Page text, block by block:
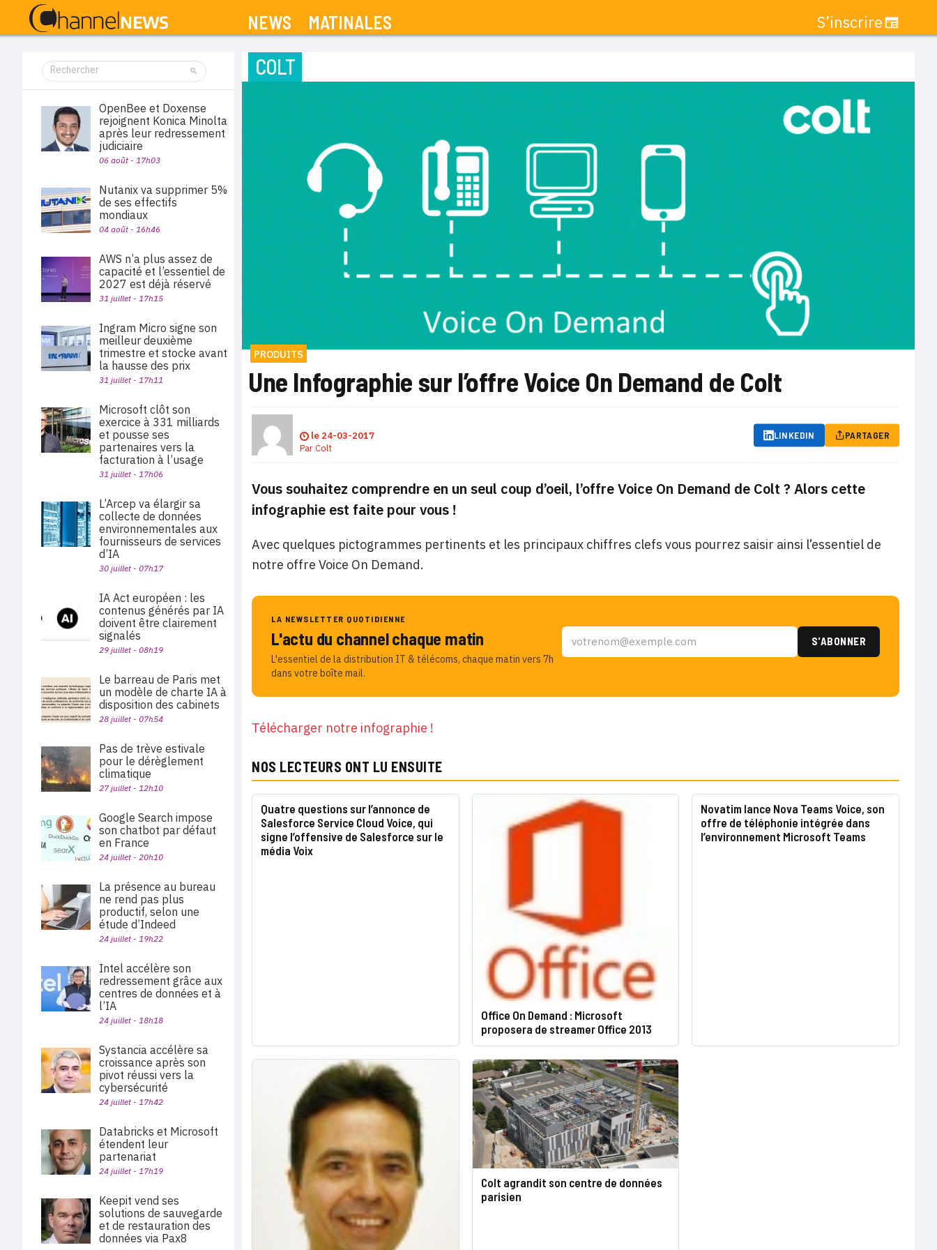
NEWS MATINALES S’inscrire
COLT
PRODUITS
Une Infographie sur l’offre Voice On Demand de Colt
le 24-03-2017
ParColt
LINKEDIN PARTAGER
Vous souhaitez comprendre en un seul coup d’oeil, l’offre Voice On Demand de Colt ? Alors cette
infographie est faite pour vous !
Avec quelques pictogrammes pertinents et les principaux chiffres clefs vous pourrez saisir ainsi l’essentiel de
notre offre Voice On Demand.
LA NEWSLETTER QUOTIDIENNE
L'actu du channel chaque matin
L'essentiel de la distribution IT & télécoms, chaque matin vers 7h
dans votre boîte mail.
Télécharger notre infographie !
NOS LECTEURS ONT LU ENSUITE
Quatre questions sur l’annonce de
Salesforce Service Cloud Voice, qui
signe l’offensive de Salesforce sur le
média Voix
Office On Demand : Microsoft
proposera de streamer Office 2013
Novatim lance Nova Teams Voice, son
offre de téléphonie intégrée dans
l’environnement Microsoft Teams
Colt agrandit son centre de données
parisien
OpenBee et Doxense
rejoignent Konica Minolta
après leur redressement
judiciaire
06 août - 17h03
Nutanix va supprimer 5%
de ses effectifs
mondiaux
04 août - 16h46
AWS n’a plus assez de
capacité et l’essentiel de
2027 est déjà réservé
31 juillet - 17h15
Ingram Micro signe son
meilleur deuxième
trimestre et stocke avant
la hausse des prix
31 juillet - 17h11
Microsoft clôt son
exercice à 331 milliards
et pousse ses
partenaires vers la
facturation à l’usage
31 juillet - 17h06
L’Arcep va élargir sa
collecte de données
environnementales aux
fournisseurs de services
d’IA
30 juillet - 07h17
IA Act européen : les
contenus générés par IA
doivent être clairement
signalés
29 juillet - 08h19
Le barreau de Paris met
un modèle de charte IA à
disposition des cabinets
28 juillet - 07h54
Pas de trève estivale
pour le dérèglement
climatique
27 juillet - 12h10
Google Search impose
son chatbot par défaut
en France
24 juillet - 20h10
La présence au bureau
ne rend pas plus
productif, selon une
étude d’Indeed
24 juillet - 19h22
Intel accélère son
redressement grâce aux
centres de données et à
l’IA
24 juillet - 18h18
Systancia accélère sa
croissance après son
pivot réussi vers la
cybersécurité
24 juillet - 17h42
Databricks et Microsoft
étendent leur
partenariat
24 juillet - 17h19
Keepit vend ses
solutions de sauvegarde
et de restauration des
données via Pax8